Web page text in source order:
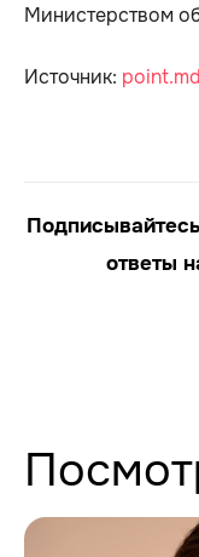
Министерством
Источник: point.md
ответы